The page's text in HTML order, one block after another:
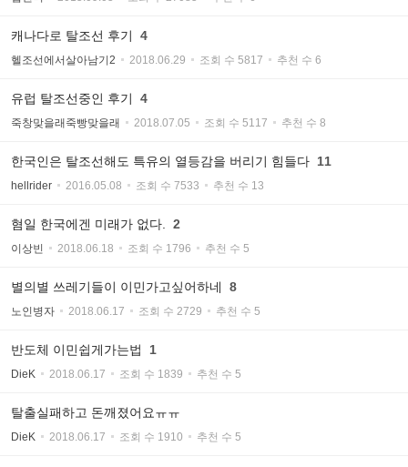
캐나다로 탈조선 후기 4
헬조선에서살아남기2 2018.06.29 조회 수 5817 추천 수 6
유럽 탈조선중인 후기 4
죽창맞을래죽빵맞을래 2018.07.05 조회 수 5117 추천 수 8
한국인은 탈조선해도 특유의 열등감을 버리기 힘들다 11
hellrider 2016.05.08 조회 수 7533 추천 수 13
혐일 한국에겐 미래가 없다. 2
이상빈 2018.06.18 조회 수 1796 추천 수 5
별의별 쓰레기들이 이민가고싶어하네 8
노인병자 2018.06.17 조회 수 2729 추천 수 5
반도체 이민쉽게가는법 1
DieK 2018.06.17 조회 수 1839 추천 수 5
탈출실패하고 돈깨졌어요ㅠㅠ
DieK 2018.06.17 조회 수 1910 추천 수 5